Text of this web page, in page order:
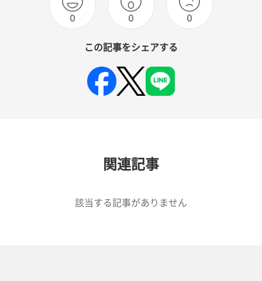
0 0 0
この記事をシェアする
関連記事
該当する記事がありません